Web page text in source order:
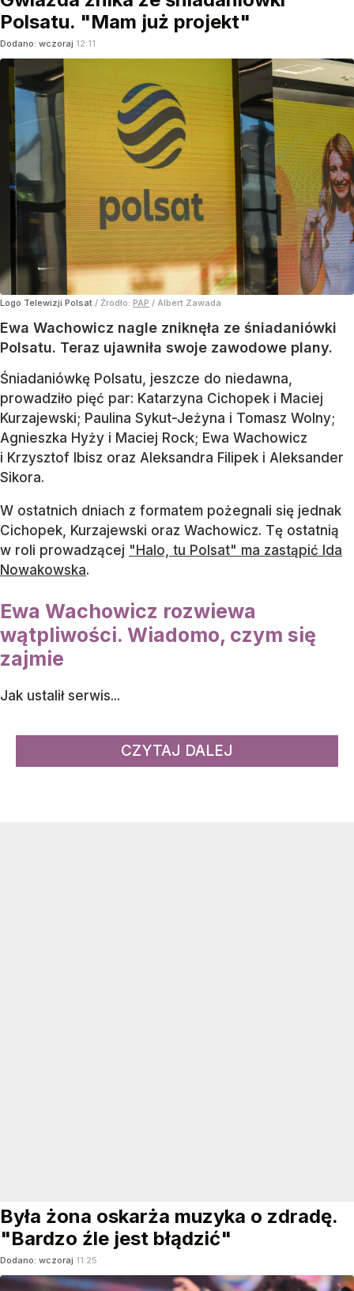
Polsatu. "Mam już projekt"
Dodano: wczoraj 12:11
Logo Telewizji Polsat / Źródło: PAP / Albert Zawada
Ewa Wachowicz nagle zniknęła ze śniadaniówki
Polsatu. Teraz ujawniła swoje zawodowe plany.
Śniadaniówkę Polsatu, jeszcze do niedawna,
prowadziło pięć par: Katarzyna Cichopek i Maciej
Kurzajewski; Paulina Sykut-Jeżyna i Tomasz Wolny;
Agnieszka Hyży i Maciej Rock; Ewa Wachowicz
i Krzysztof Ibisz oraz Aleksandra Filipek i Aleksander
Sikora.
W ostatnich dniach z formatem pożegnali się jednak
Cichopek, Kurzajewski oraz Wachowicz. Tę ostatnią
w roli prowadzącej "Halo, tu Polsat" ma zastąpić Ida
Nowakowska.
Ewa Wachowicz rozwiewa
wątpliwości. Wiadomo, czym się
zajmie
Jak ustalił serwis...
CZYTAJ DALEJ
Była żona oskarża muzyka o zdradę.
"Bardzo źle jest błądzić"
Dodano: wczoraj 11:25